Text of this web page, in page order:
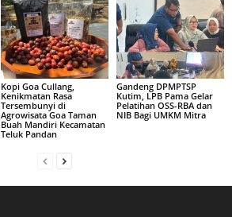
Kopi Goa Cullang,
Kenikmatan Rasa
Tersembunyi di
Agrowisata Goa Taman
Buah Mandiri Kecamatan
Teluk Pandan
Gandeng DPMPTSP
Kutim, LPB Pama Gelar
Pelatihan OSS-RBA dan
NIB Bagi UMKM Mitra